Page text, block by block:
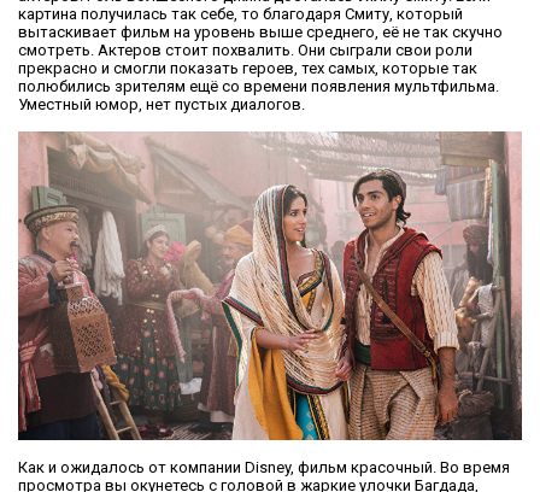
картина получилась так себе, то благодаря Смиту, который
вытаскивает фильм на уровень выше среднего, её не так скучно
смотреть. Актеров стоит похвалить. Они сыграли свои роли
прекрасно и смогли показать героев, тех самых, которые так
полюбились зрителям ещё со времени появления мультфильма.
Уместный юмор, нет пустых диалогов.
Как и ожидалось от компании Disney, фильм красочный. Во время
просмотра вы окунетесь с головой в жаркие улочки Багдада,